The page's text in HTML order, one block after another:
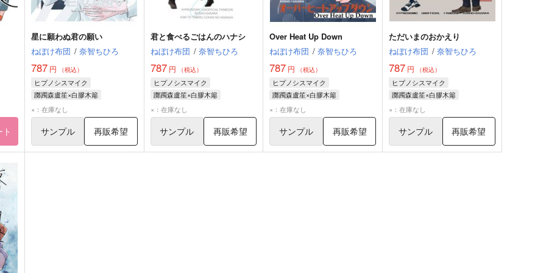
星に願わぬ君の願い
ねぼけ布団 / 奈智ちひろ
787円 （税込）
ヒプノシスマイク
躑躅森盧笙×白膠木簓
躑躅森盧笙
×：在庫なし
サンプル 再販希望
君と食べるごはんのハナシ
ねぼけ布団 / 奈智ちひろ
787円 （税込）
ヒプノシスマイク
躑躅森盧笙×白膠木簓
躑躅森盧笙
×：在庫なし
サンプル 再販希望
Over Heat Up Down
ねぼけ布団 / 奈智ちひろ
787 円 （税込）
ヒプノシスマイク
躑躅森盧笙×白膠木簓
白膠木簓
×：在庫なし
サンプル 再販希望
ただいまのおかえり
ねぼけ布団 / 奈智ちひろ
787 円 （税込）
ヒプノシスマイク
躑躅森盧笙×白膠木簓
躑躅森盧笙
×：在庫なし
サンプル 再販希望